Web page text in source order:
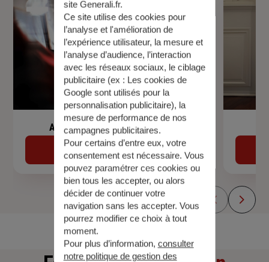
Assurance de prêt immobilier
Découvrir
site Generali.fr.
Ce site utilise des cookies pour
l’analyse et l'amélioration de
l’expérience utilisateur, la mesure et
l’analyse d’audience, l’interaction
avec les réseaux sociaux, le ciblage
publicitaire (ex : Les cookies de
Google sont utilisés pour la
personnalisation publicitaire), la
mesure de performance de nos
campagnes publicitaires.
Pour certains d’entre eux, votre
consentement est nécessaire. Vous
pouvez paramétrer ces cookies ou
bien tous les accepter, ou alors
décider de continuer votre
navigation sans les accepter. Vous
pourrez modifier ce choix à tout
moment.
Pour plus d’information, consulter
notre politique de gestion des